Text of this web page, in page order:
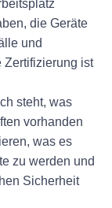
die Geräte
und
Zertifizierung ist
steht, was
vorhanden
was es
zu werden und
Sicherheit